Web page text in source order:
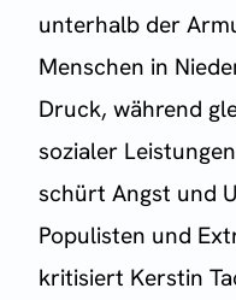
unterhalb der
Menschen in
Druck, während
sozialer
schürt Angst und
Populisten und
kritisiert Kerstin